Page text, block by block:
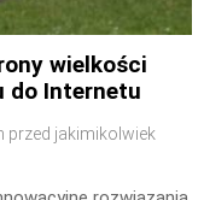
wielkości
do Internetu
przed jakimikolwiek